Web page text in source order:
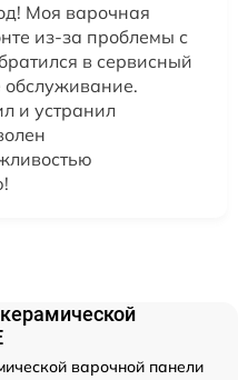
Моя варочная
из-за проблемы с
в сервисный
обслуживание.
и устранил
варочной панели